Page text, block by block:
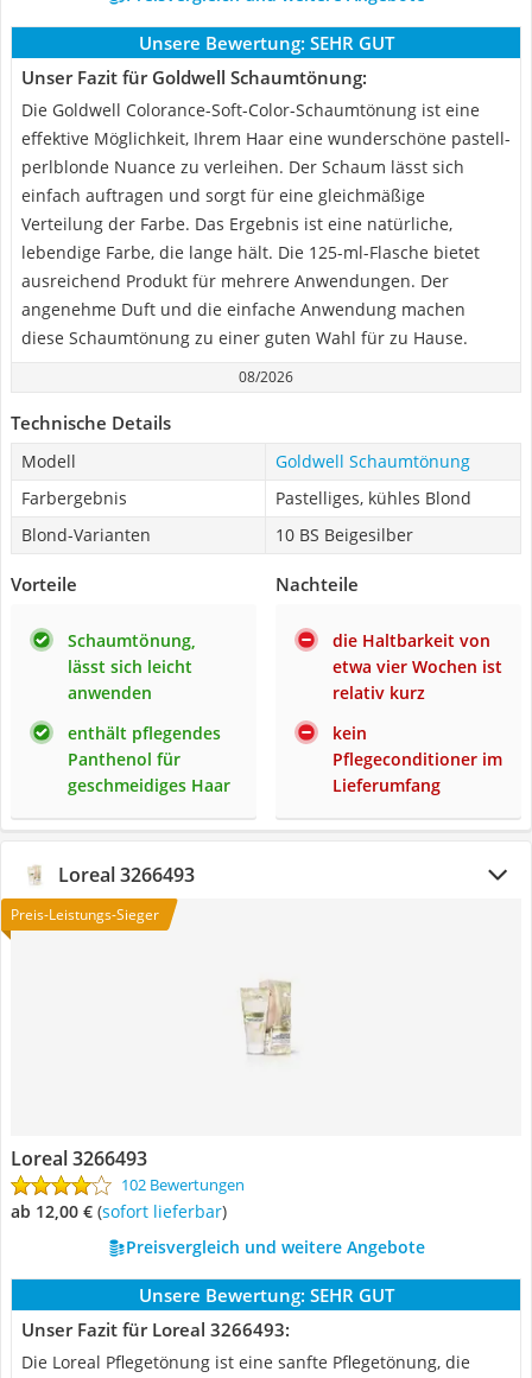
Unsere Bewertung: SEHR GUT
Unser Fazit für Goldwell Schaumtönung:
Die Goldwell Colorance-Soft-Color-Schaumtönung ist eine
effektive Möglichkeit, Ihrem Haar eine wunderschöne pastell-
perlblonde Nuance zu verleihen. Der Schaum lässt sich
einfach auftragen und sorgt für eine gleichmäßige
Verteilung der Farbe. Das Ergebnis ist eine natürliche,
lebendige Farbe, die lange hält. Die 125-ml-Flasche bietet
ausreichend Produkt für mehrere Anwendungen. Der
angenehme Duft und die einfache Anwendung machen
diese Schaumtönung zu einer guten Wahl für zu Hause.
08/2026
Technische Details
Modell
Goldwell Schaumtönung
Farbergebnis
Pastelliges, kühles Blond
Blond-Varianten
10 BS Beigesilber
Vorteile
Schaumtönung,
lässt sich leicht
anwenden
enthält pflegendes
Panthenol für
geschmeidiges Haar
Nachteile
die Haltbarkeit von
etwa vier Wochen ist
relativ kurz
kein
Pflegeconditioner im
Lieferumfang
Loreal 3266493
Preis-Leistungs-Sieger
Loreal 3266493
102 Bewertungen
ab 12,00 € ( Sofort lieferbar)
Preisvergleich und weitere Angebote
Unsere Bewertung: SEHR GUT
Unser Fazit für Loreal 3266493:
Die Loreal Pflegetönung ist eine sanfte Pflegetönung, die